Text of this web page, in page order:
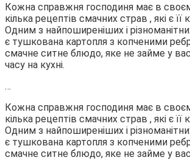
Кожна справжня господиня має в
кілька рецептів смачних страв , які є її
Одним з найпоширеніших і
є тушкована картопля з копченими
смачне ситне блюдо, яке не займе у вас
часу на кухні.
…
Кожна справжня господиня має в
кілька рецептів смачних страв , які є її
Одним з найпоширеніших і
є тушкована картопля з копченими
смачне ситне блюдо, яке не займе у вас